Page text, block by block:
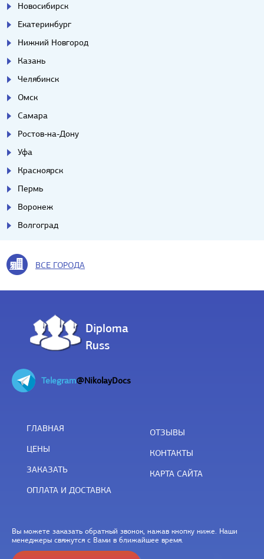
Новосибирск
Екатеринбург
Нижний Новгород
Казань
Челябинск
Омск
Самара
Ростов-на-Дону
Уфа
Красноярск
Пермь
Воронеж
Волгоград
ВСЕ ГОРОДА
Diploma
Russ
Telegram@NikolayDocs
ГЛАВНАЯ
ЦЕНЫ
ЗАКАЗАТЬ
ОПЛАТА И ДОСТАВКА
ОТЗЫВЫ
КОНТАКТЫ
КАРТА САЙТА
Вы можете заказать обратный звонок, нажав кнопку ниже. Наши
менеджеры свяжутся с Вами в ближайшее время.